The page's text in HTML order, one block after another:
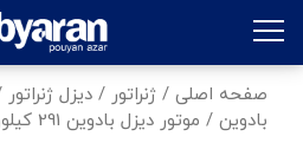
صفحه اصلی / ژنراتور / دیزل ژنراتور
بادوین / موتور دیزل بادوین 291 کیلووات - 6M16G350/5